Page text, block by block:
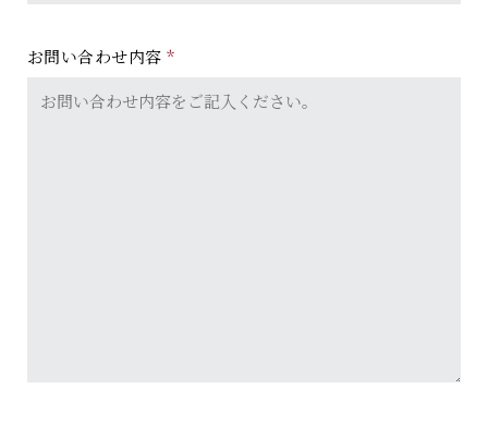
お問い合わせ内容 *